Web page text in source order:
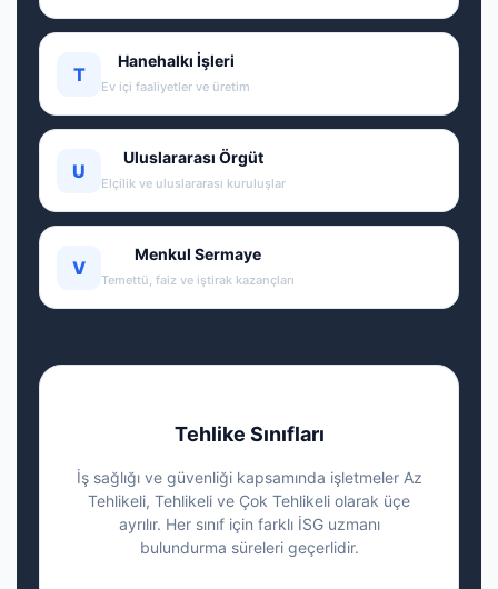
T
Hanehalkı İşleri
Ev içi faaliyetler ve üretim
U
Uluslararası Örgüt
Elçilik ve uluslararası kuruluşlar
V
Menkul Sermaye
Temettü, faiz ve iştirak kazançları
Tehlike Sınıfları
İş sağlığı ve güvenliği kapsamında işletmeler Az
Tehlikeli, Tehlikeli ve Çok Tehlikeli olarak üçe
ayrılır. Her sınıf için farklı İSG uzmanı
bulundurma süreleri geçerlidir.